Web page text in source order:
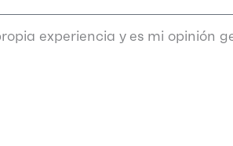
experiencia y es mi opinión